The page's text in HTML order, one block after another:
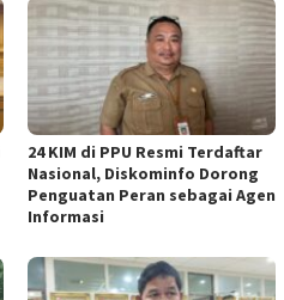
24 KIM di PPU Resmi Terdaftar
Nasional, Diskominfo Dorong
Penguatan Peran sebagai Agen
Informasi